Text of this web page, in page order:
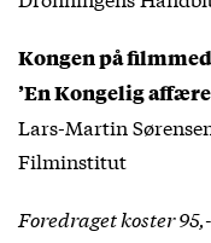
Kongen på
’En Kongelig affære’
Lars-Martin
Filminstitut
Foredraget koster